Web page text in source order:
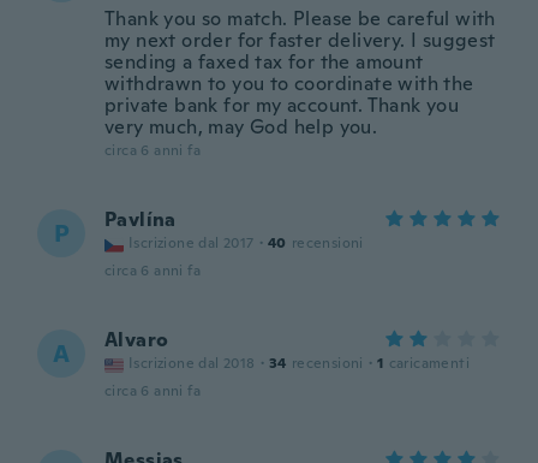
Thank you so match. Please be careful with
my next order for faster delivery. I suggest
sending a faxed tax for the amount
withdrawn to you to coordinate with the
private bank for my account. Thank you
very much, may God help you.
circa 6 anni fa
P Pavlína
Iscrizione dal 2017 · 40 recensioni
circa 6 anni fa
A Alvaro
Iscrizione dal 2018 · 34 recensioni · 1 caricamenti
circa 6 anni fa